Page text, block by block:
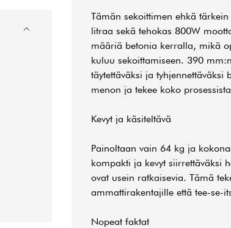
Tämän sekoittimen ehkä
litraa sekä tehokas 800W
määriä betonia kerralla, mikä
kuluu sekoittamiseen. 390
täytettäväksi ja
menon ja tekee koko
Kevyt ja käsiteltävä
Painoltaan vain 64 kg ja
kompakti ja kevyt siirrettäväksi
ovat usein ratkaisevia. Tämä
ammattirakentajille että tee-se-
Nopeat faktat